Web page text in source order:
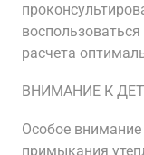
расчета
ВНИМАНИЕ К
Особое
примыкания